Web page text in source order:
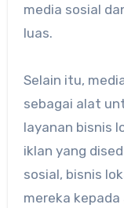
media sosial
luas.
Selain itu,
sebagai alat
layanan bisnis
iklan yang
sosial, bisnis
mereka